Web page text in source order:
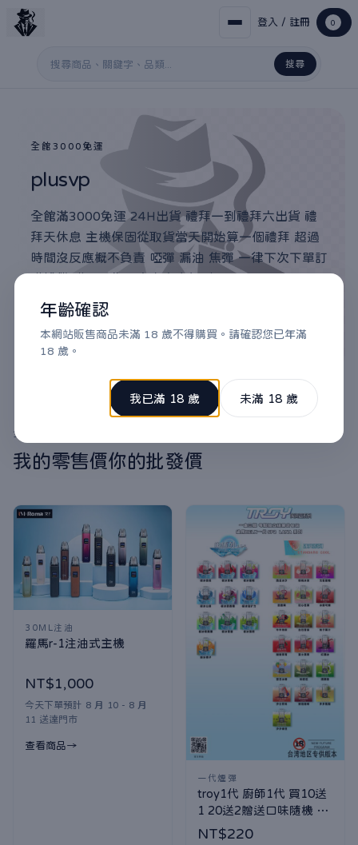
年齡確認
本網站販售商品未滿 18 歲不得購買。請確認您已年滿
18 歲。
我已滿 18 歲 未滿 18 歲
搜尋關鍵字
搜尋
登入 / 註冊 0
全館3000免運
plusvp
全館滿3000免運 24H出貨 禮拜一到禮拜六出貨 禮
拜天休息 主機保固從取貨當天開始算一個禮拜 超過
時間沒反應概不負責 啞彈 漏油 焦彈 一律下次下單訂
購補償 購買視為同意本商店規則
滿3000免運 / 24H出貨 / 7-11門市取貨付款
全館滿3000免運 記得加官方LINE或BEEIN回報訂單編號
我的零售價你的批發價
30ML注油
羅馬r-1注油式主機
NT$1,000
今天下單預計 8 月 10 - 8 月
11 送達門市
查看商品
一代煙彈
troy1代 廚師1代 買10送
1 20送2贈送口味隨機 大
出清不售後同意在下單
NT$220